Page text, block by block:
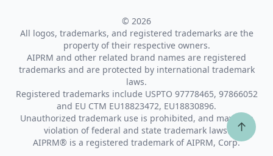
© 2026
All logos, trademarks, and registered trademarks are the
property of their respective owners.
AIPRM and other related brand names are registered
trademarks and are protected by international trademark
laws.
Registered trademarks include USPTO 97778465, 97866052
and EU CTM EU18823472, EU18830896.
Unauthorized trademark use is prohibited, and may be a
violation of federal and state trademark laws.
AIPRM® is a registered trademark of AIPRM, Corp.
↑